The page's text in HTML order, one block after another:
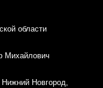
области
Михайлович
Новгород,